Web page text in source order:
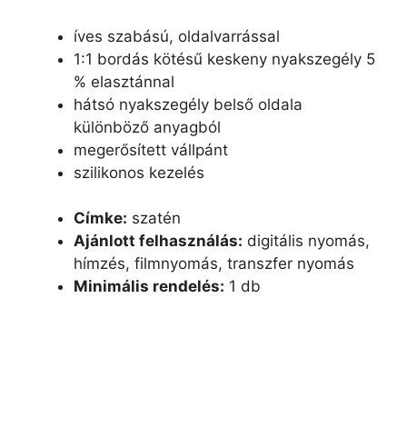
íves szabású, oldalvarrással
1:1 bordás kötésű keskeny nyakszegély 5
% elasztánnal
hátsó nyakszegély belső oldala
különböző anyagból
megerősített vállpánt
szilikonos kezelés
Címke: szatén
Ajánlott felhasználás: digitális nyomás,
hímzés, filmnyomás, transzfer nyomás
Minimális rendelés: 1 db